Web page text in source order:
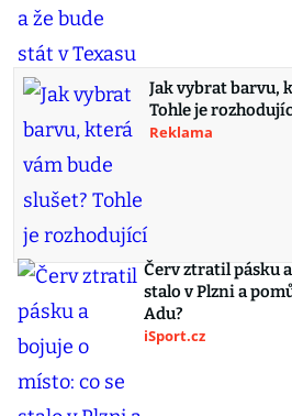
Jak vybrat barvu,
Tohle je
Reklama
Červ ztratil pásku
stalo v Plzni a
Adu?
iSport.cz